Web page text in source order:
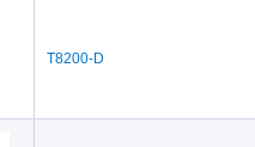
T8200-D